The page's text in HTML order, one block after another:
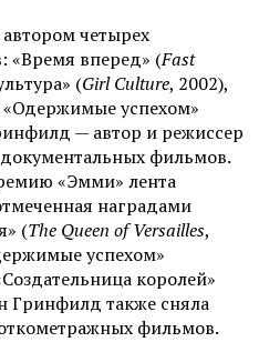
четырех
«Время вперед» (Fast
(Girl Culture, 2002),
«Одержимые успехом»
— автор и режиссер
фильмов.
«Эмми» лента
наградами
(The Queen of Versailles,
успехом»
королей»
Гринфилд также сняла
фильмов.